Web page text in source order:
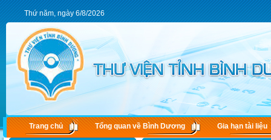
Thứ năm, ngày 6/8/2026
Trang chủ Tổng quan về Bình Dương Gia hạn tài liệu